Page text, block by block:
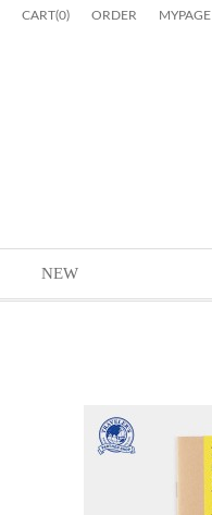
CART(0) ORDER MYPAGE
NEW